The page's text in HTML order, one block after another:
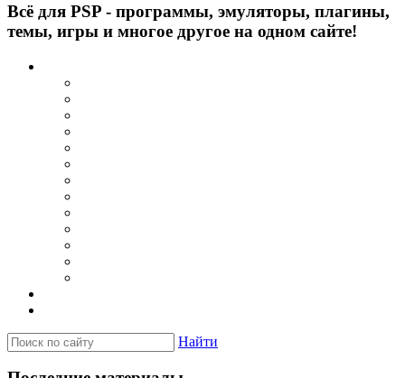
Всё для PSP - программы, эмуляторы, плагины,
темы, игры и многое другое на одном сайте!
Найти